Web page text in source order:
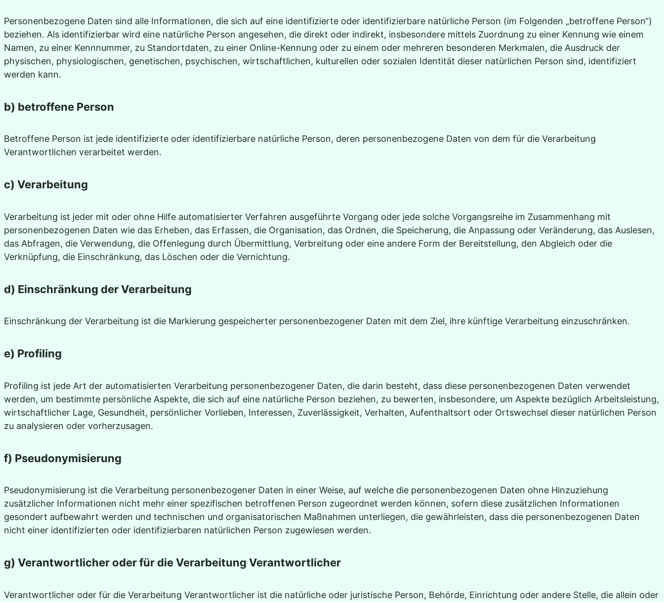
Personenbezogene Daten sind alle Informationen, die sich auf eine identifizierte oder identifizierbare natürliche Person (im Folgenden „betroffene Person“)
beziehen. Als identifizierbar wird eine natürliche Person angesehen, die direkt oder indirekt, insbesondere mittels Zuordnung zu einer Kennung wie einem
Namen, zu einer Kennnummer, zu Standortdaten, zu einer Online-Kennung oder zu einem oder mehreren besonderen Merkmalen, die Ausdruck der
physischen, physiologischen, genetischen, psychischen, wirtschaftlichen, kulturellen oder sozialen Identität dieser natürlichen Person sind, identifiziert
werden kann.
b) betroffene Person
Betroffene Person ist jede identifizierte oder identifizierbare natürliche Person, deren personenbezogene Daten von dem für die Verarbeitung
Verantwortlichen verarbeitet werden.
c) Verarbeitung
Verarbeitung ist jeder mit oder ohne Hilfe automatisierter Verfahren ausgeführte Vorgang oder jede solche Vorgangsreihe im Zusammenhang mit
personenbezogenen Daten wie das Erheben, das Erfassen, die Organisation, das Ordnen, die Speicherung, die Anpassung oder Veränderung, das Auslesen,
das Abfragen, die Verwendung, die Offenlegung durch Übermittlung, Verbreitung oder eine andere Form der Bereitstellung, den Abgleich oder die
Verknüpfung, die Einschränkung, das Löschen oder die Vernichtung.
d) Einschränkung der Verarbeitung
Einschränkung der Verarbeitung ist die Markierung gespeicherter personenbezogener Daten mit dem Ziel, ihre künftige Verarbeitung einzuschränken.
e) Profiling
Profiling ist jede Art der automatisierten Verarbeitung personenbezogener Daten, die darin besteht, dass diese personenbezogenen Daten verwendet
werden, um bestimmte persönliche Aspekte, die sich auf eine natürliche Person beziehen, zu bewerten, insbesondere, um Aspekte bezüglich Arbeitsleistung,
wirtschaftlicher Lage, Gesundheit, persönlicher Vorlieben, Interessen, Zuverlässigkeit, Verhalten, Aufenthaltsort oder Ortswechsel dieser natürlichen Person
zu analysieren oder vorherzusagen.
f) Pseudonymisierung
Pseudonymisierung ist die Verarbeitung personenbezogener Daten in einer Weise, auf welche die personenbezogenen Daten ohne Hinzuziehung
zusätzlicher Informationen nicht mehr einer spezifischen betroffenen Person zugeordnet werden können, sofern diese zusätzlichen Informationen
gesondert aufbewahrt werden und technischen und organisatorischen Maßnahmen unterliegen, die gewährleisten, dass die personenbezogenen Daten
nicht einer identifizierten oder identifizierbaren natürlichen Person zugewiesen werden.
g) Verantwortlicher oder für die Verarbeitung Verantwortlicher
Verantwortlicher oder für die Verarbeitung Verantwortlicher ist die natürliche oder juristische Person, Behörde, Einrichtung oder andere Stelle, die allein oder